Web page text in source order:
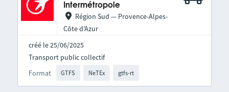
Intermétropole
Région Sud — Provence-Alpes-
Côte d’Azur
créé le 25/06/2025
Format GTFS NeTEx gtfs-rt
Transport public collectif